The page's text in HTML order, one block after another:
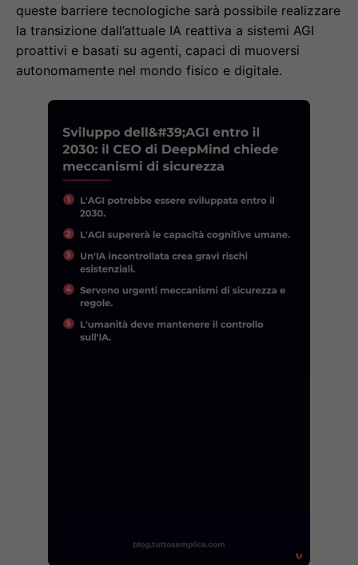
queste barriere tecnologiche sarà possibile realizzare
la transizione dall’attuale IA reattiva a sistemi AGI
proattivi e basati su agenti, capaci di muoversi
autonomamente nel mondo fisico e digitale.